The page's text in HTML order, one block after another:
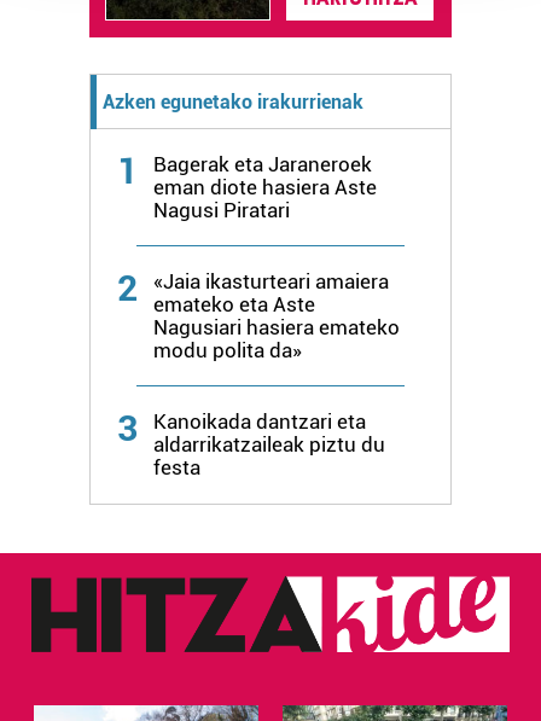
prozesatzen ditugu, zure IP zenbakia, besteak beste,
pertsonalizatuak eskaintzeko, iragarkiak eta edukia
neurtzeko, jendeari buruzko informazioa biltzeko eta
produktuak garatzeko. Zure datuak nork eta zertarako
erabiltzen dituen hauta dezakezu.
Bazkide batzuek ez dizute baimenik eskatzen, eta beren
interes komertzial legitimoetan babesten dira. Ikusi gure
bazkideen zerrenda, beren ustez zein helburutarako
duten interes legitimoa eta horren aurka nola egin
dezakezun ikusteko.
buruzko informazio gehiago eta ezarri zure lehentasunak
datuen atalean. Edozein unetan alda edo ken dezakezu
zure baimena Cookieen adierazpenean.
zerbitzuak hobetzeko asmoz, cookie teknologiaz
baliatzen gara. Ohar hau onartuz gero, teknologia hori
erabiltzeko baimen esplizitua ematen diguzu.Gehiago
Azken egunetako irakurrienak
1
Bagerak eta Jaraneroek
eman diote hasiera Aste
Nagusi Piratari
2
«Jaia ikasturteari amaiera
emateko eta Aste
Nagusiari hasiera emateko
modu polita da»
3
Kanoikada dantzari eta
aldarrikatzaileak piztu du
festa